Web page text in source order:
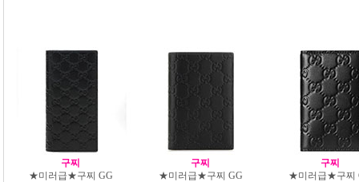
구찌
★미러급★구찌 GG
구찌
★미러급★구찌 GG
구찌
★미러급★구찌